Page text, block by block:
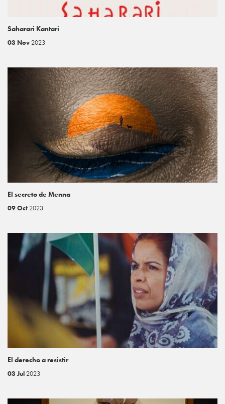
Saharari Kantari
03 Nov 2023
El secreto de Menna
09 Oct 2023
El derecho a resistir
03 Jul 2023